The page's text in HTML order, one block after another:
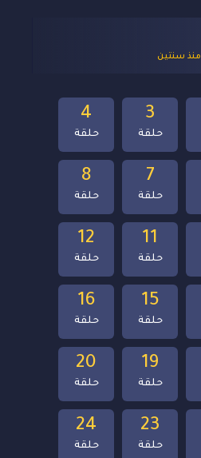
منذ سنتين
24
حلقة
23
حلقة
20
حلقة
19
حلقة
16
حلقة
15
حلقة
12
حلقة
11
حلقة
8
حلقة
7
حلقة
4
حلقة
3
حلقة